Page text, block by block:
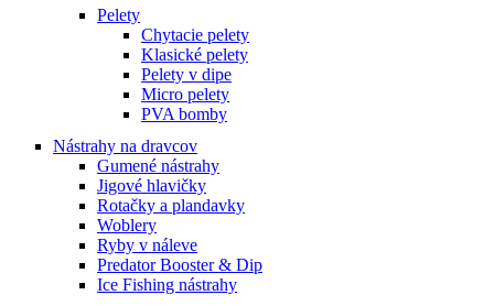
Pelety
Chytacie pelety
Klasické pelety
Pelety v dipe
Micro pelety
PVA bomby
Nástrahy na dravcov
Gumené nástrahy
Jigové hlavičky
Rotačky a plandavky
Woblery
Ryby v náleve
Predator Booster & Dip
Ice Fishing nástrahy